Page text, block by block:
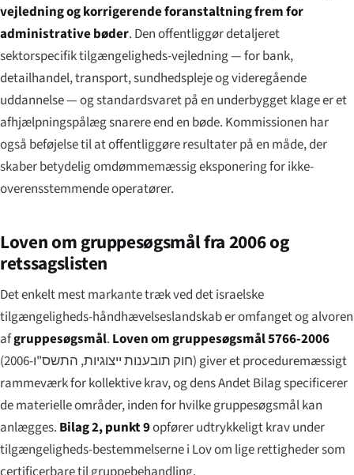
vejledning og korrigerende foranstaltning frem for
administrative bøder. Den offentliggør detaljeret
sektorspecifik tilgængeligheds-vejledning — for bank,
detailhandel, transport, sundhedspleje og videregående
uddannelse — og standardsvaret på en underbygget klage er et
afhjælpningspålæg snarere end en bøde. Kommissionen har
også beføjelse til at offentliggøre resultater på en måde, der
skaber betydelig omdømmemæssig eksponering for ikke-
overensstemmende operatører.
Loven om gruppesøgsmål fra 2006 og
retssagslisten
Det enkelt mest markante træk ved det israelske
tilgængeligheds-håndhævelseslandskab er omfanget og alvoren
afgruppesøgsmål. Loven om gruppesøgsmål 5766-2006
(
חוק תובענות ייצוגיות, התשס"ו-2006) giver et proceduremæssigt
rammeværk for kollektive krav, og dens Andet Bilag specificerer
de materielle områder, inden for hvilke gruppesøgsmål kan
anlægges. Bilag 2, punkt 9opfører udtrykkeligt krav under
tilgængeligheds-bestemmelserne i Lov om lige rettigheder som